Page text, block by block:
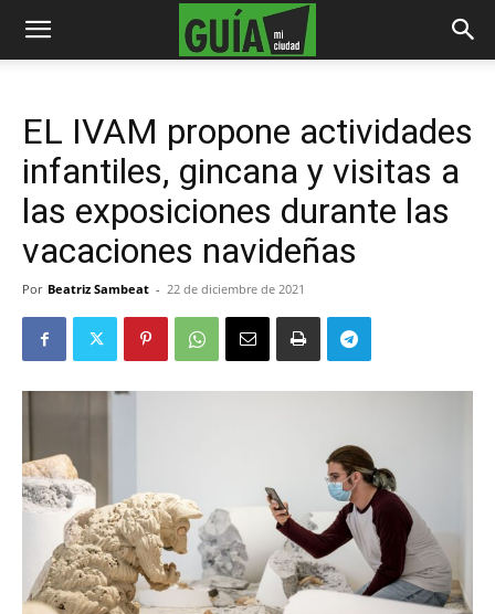
EL IVAM propone actividades
infantiles, gincana y visitas a
las exposiciones durante las
vacaciones navideñas
Por Beatriz Sambeat - 22 de diciembre de 2021